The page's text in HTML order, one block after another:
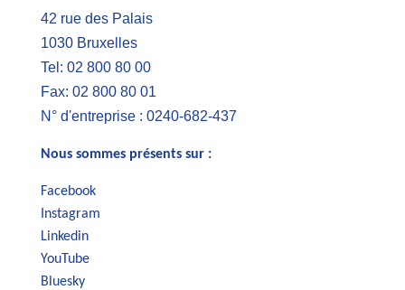
42 rue des Palais
1030 Bruxelles
Tel: 02 800 80 00
Fax: 02 800 80 01
N° d'entreprise : 0240-682-437
Nous sommes présents sur :
Facebook
Instagram
Linkedin
YouTube
Bluesky